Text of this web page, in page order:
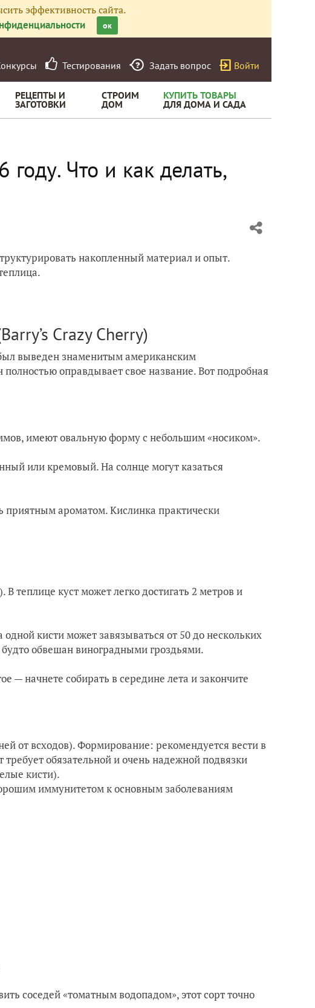
эффективность сайта.
ок
Тестирования Задать вопрос Войти
РЕЦЕПТЫ И
ЗАГОТОВКИ
СТРОИМ
ДОМ
КУПИТЬ ТОВАРЫ
ДЛЯ ДОМА И САДА
Что и как делать,
накопленный материал и опыт.
Crazy Cherry)
выведен знаменитым американским
оправдывает свое название. Вот подробная
имеют овальную форму с небольшим «носиком».
или кремовый. На солнце могут казаться
приятным ароматом. Кислинка практически
теплице куст может легко достигать 2 метров и
кисти может завязываться от 50 до нескольких
будто обвешан виноградными гроздьями.
— начнете собирать в середине лета и закончите
от всходов). Формирование: рекомендуется вести в
требует обязательной и очень надежной подвязки
кисти).
иммунитетом к основным заболеваниям
соседей «томатным водопадом», этот сорт точно